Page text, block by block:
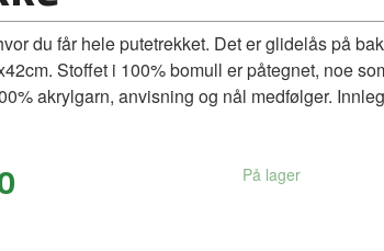
du får hele putetrekket. Det er glidelås på
Stoffet i 100% bomull er påtegnet, noe
akrylgarn, anvisning og nål medfølger.
På lager